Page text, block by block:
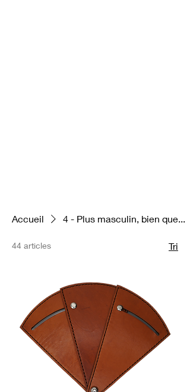
Accueil 4 - Plus masculin, bien que...
44 articles Tri